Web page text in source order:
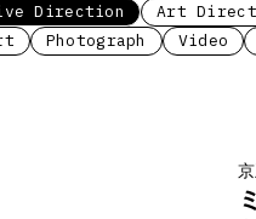
Direction Art
Photograph Video